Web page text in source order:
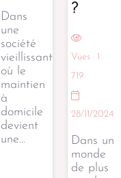
Dans
une
société
vieillissante
où le
maintien
à
domicile
devient
une…
?
Vues : 1
719
28/11/2024
Dans un
monde
de plus